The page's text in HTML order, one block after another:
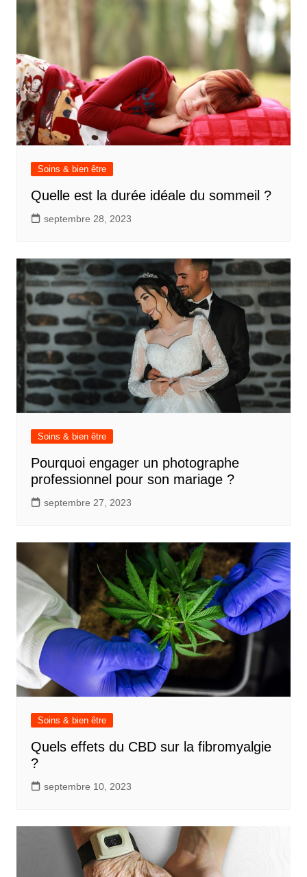
Soins & bien être
Quelle est la durée idéale du sommeil ?
septembre 28, 2023
Soins & bien être
Pourquoi engager un photographe
professionnel pour son mariage ?
septembre 27, 2023
Soins & bien être
Quels effets du CBD sur la fibromyalgie
?
septembre 10, 2023